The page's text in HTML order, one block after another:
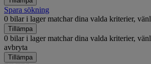
Spara sökning
0 bilar i lager matchar dina valda kriterier,
Tillämpa
0 bilar i lager matchar dina valda kriterier,
avbryta
Tillämpa